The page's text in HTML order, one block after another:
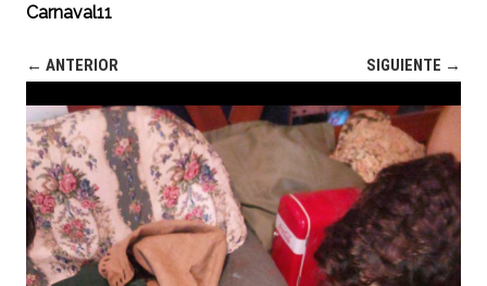
Carnaval11
← ANTERIOR SIGUIENTE →